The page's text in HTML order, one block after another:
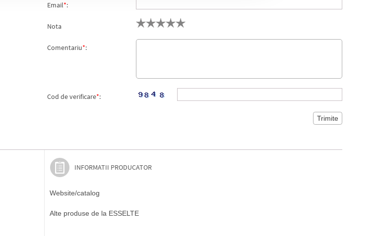
Email*:
Nota
Comentariu*:
Cod de verificare*:
INFORMATII PRODUCATOR
Website/catalog
Alte produse de la ESSELTE